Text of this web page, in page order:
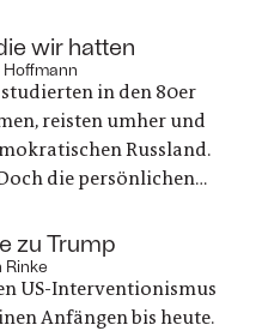
nichts weniger als die
Eine
beginnt
wir hatten
in den 80er
reisten umher und
Russland.
die persönlichen
stirbt. Ein Buch über
deutsch-ukranisch-
zu Trump
Rinke
US-Interventionismus
Anfängen bis heute.